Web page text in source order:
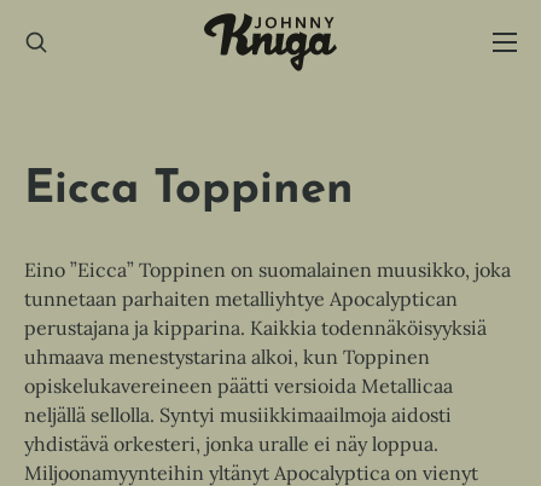
sisältöön
Eicca Toppinen
Eino ”Eicca” Toppinen on suomalainen muusikko, joka
tunnetaan parhaiten metalliyhtye Apocalyptican
perustajana ja kipparina. Kaikkia todennäköisyyksiä
uhmaava menestystarina alkoi, kun Toppinen
opiskelukavereineen päätti versioida Metallicaa
neljällä sellolla. Syntyi musiikkimaailmoja aidosti
yhdistävä orkesteri, jonka uralle ei näy loppua.
Miljoonamyynteihin yltänyt Apocalyptica on vienyt